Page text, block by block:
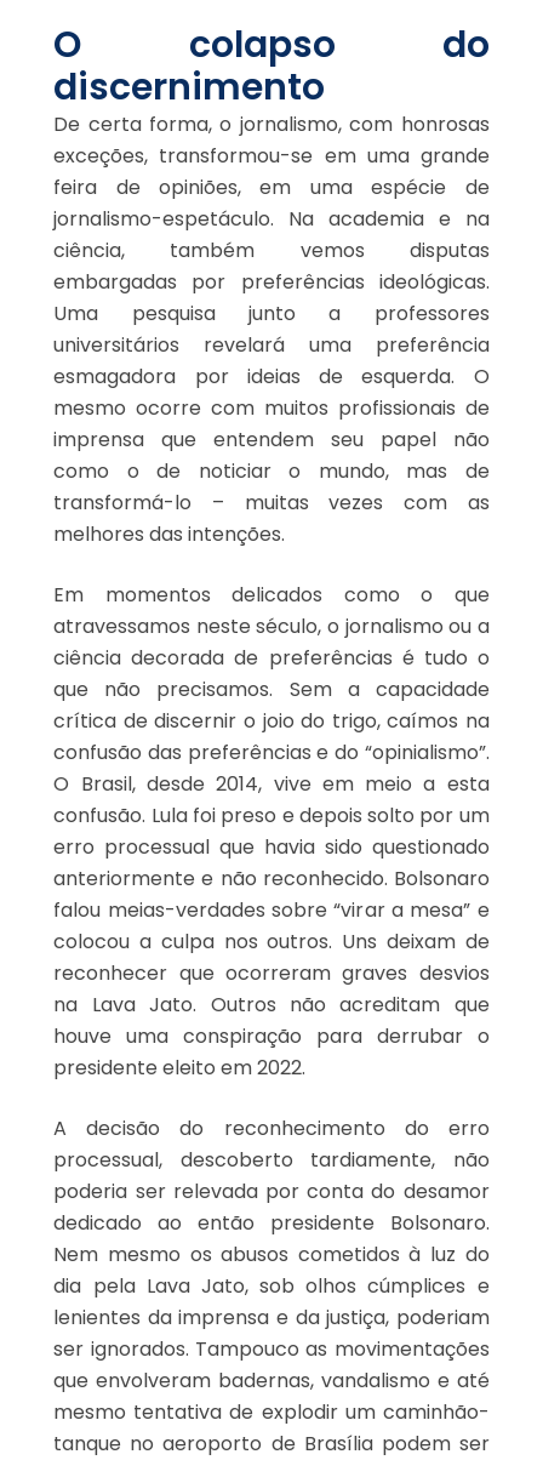
O colapso do
discernimento
De certa forma, o jornalismo, com honrosas
exceções, transformou-se em uma grande
feira de opiniões, em uma espécie de
jornalismo-espetáculo. Na academia e na
ciência, também vemos disputas
embargadas por preferências ideológicas.
Uma pesquisa junto a professores
universitários revelará uma preferência
esmagadora por ideias de esquerda. O
mesmo ocorre com muitos profissionais de
imprensa que entendem seu papel não
como o de noticiar o mundo, mas de
transformá-lo – muitas vezes com as
melhores das intenções.
Em momentos delicados como o que
atravessamos neste século, o jornalismo ou a
ciência decorada de preferências é tudo o
que não precisamos. Sem a capacidade
crítica de discernir o joio do trigo, caímos na
confusão das preferências e do “opinialismo”.
O Brasil, desde 2014, vive em meio a esta
confusão. Lula foi preso e depois solto por um
erro processual que havia sido questionado
anteriormente e não reconhecido. Bolsonaro
falou meias-verdades sobre “virar a mesa” e
colocou a culpa nos outros. Uns deixam de
reconhecer que ocorreram graves desvios
na Lava Jato. Outros não acreditam que
houve uma conspiração para derrubar o
presidente eleito em 2022.
A decisão do reconhecimento do erro
processual, descoberto tardiamente, não
poderia ser relevada por conta do desamor
dedicado ao então presidente Bolsonaro.
Nem mesmo os abusos cometidos à luz do
dia pela Lava Jato, sob olhos cúmplices e
lenientes da imprensa e da justiça, poderiam
ser ignorados. Tampouco as movimentações
que envolveram badernas, vandalismo e até
mesmo tentativa de explodir um caminhão-
tanque no aeroporto de Brasília podem ser